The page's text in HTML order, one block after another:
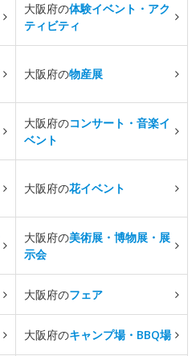
大阪府の体験イベント・アク
ティビティ
大阪府の物産展
大阪府のコンサート・音楽イ
ベント
大阪府の花イベント
大阪府の美術展・博物展・展
示会
大阪府のフェア
大阪府のキャンプ場・BBQ場